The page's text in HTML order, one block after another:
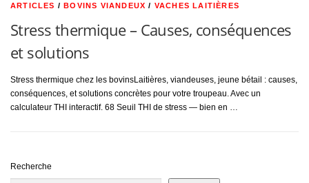
ARTICLES /BOVINS VIANDEUX / VACHES LAITIÈRES
Stress thermique – Causes, conséquences
et solutions
Stress thermique chez les bovinsLaitières, viandeuses, jeune bétail : causes,
conséquences, et solutions concrètes pour votre troupeau. Avec un
calculateur THI interactif. 68 Seuil THI de stress — bien en …
Recherche